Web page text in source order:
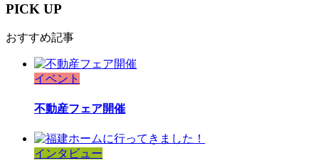
PICK UP
おすすめ記事
イベント
不動産フェア開催
インタビュー